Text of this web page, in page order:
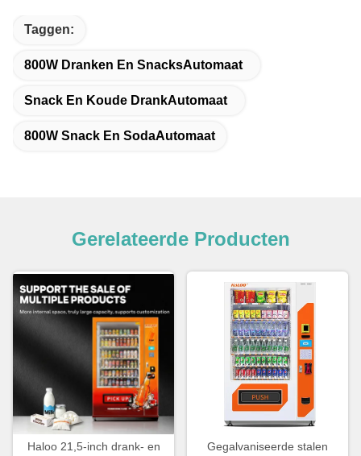
Taggen:
800W Dranken En SnacksAutomaat
Snack En Koude DrankAutomaat
800W Snack En SodaAutomaat
Gerelateerde Producten
Haloo 21,5-inch drank- en
Gegalvaniseerde stalen